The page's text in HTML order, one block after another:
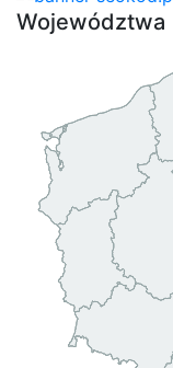
Województwa